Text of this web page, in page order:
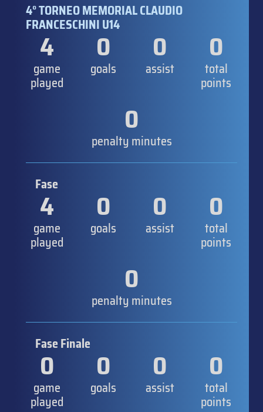
4° TORNEO MEMORIAL CLAUDIO
FRANCESCHINI U14
4
game
played
0
goals
0
assist
0
total
points
0
penalty minutes
Fase
4
game
played
0
goals
0
assist
0
total
points
0
penalty minutes
Fase Finale
0
game
played
0
goals
0
assist
0
total
points